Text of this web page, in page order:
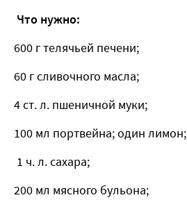
Что нужно:
600 г телячьей печени;
60 г сливочного масла;
4 ст. л. пшеничной муки;
100 мл портвейна; один лимон;
1 ч. л. сахара;
200 мл мясного бульона;